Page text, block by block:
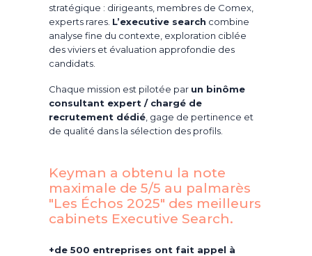
stratégique : dirigeants, membres de Comex,
experts rares. L’executive search combine
analyse fine du contexte, exploration ciblée
des viviers et évaluation approfondie des
candidats.
Chaque mission est pilotée par un binôme
consultant expert / chargé de
recrutement dédié , gage de pertinence et
de qualité dans la sélection des profils.
Keyman a obtenu la note
maximale de 5/5 au palmarès
"Les Échos 2025" des meilleurs
cabinets Executive Search.​
+de 500 entreprises ont fait appel à